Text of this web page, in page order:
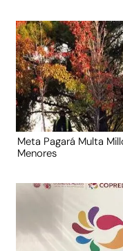
Meta Pagará Multa
Menores